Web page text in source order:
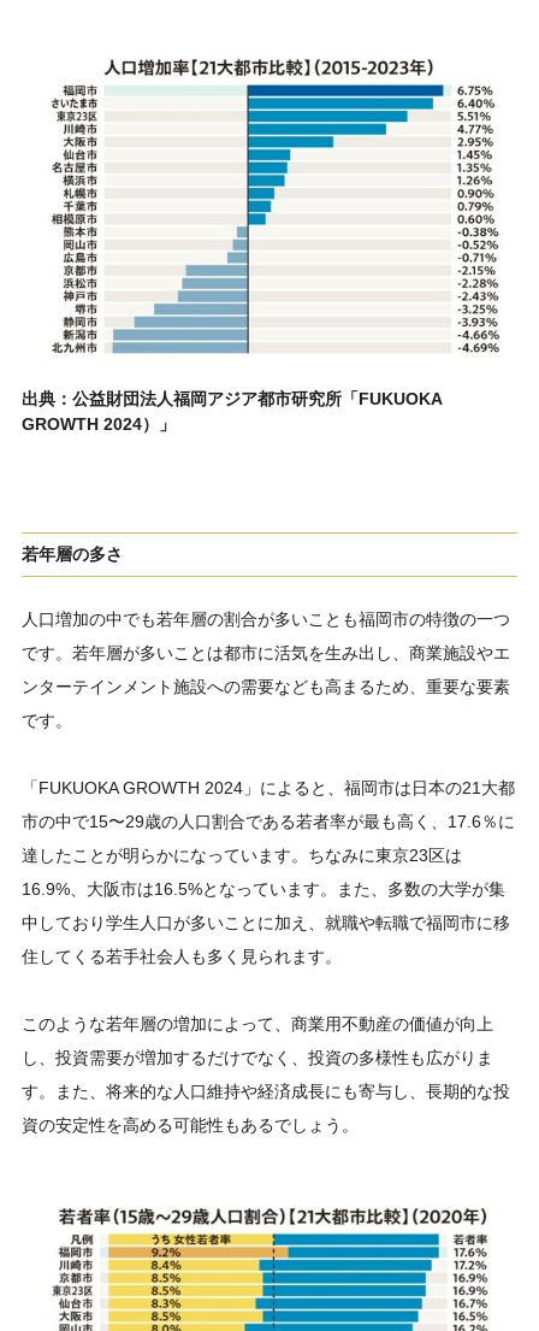
出典：公益財団法人福岡アジア都市研究所「FUKUOKA
GROWTH 2024）」
若年層の多さ
人口増加の中でも若年層の割合が多いことも福岡市の特徴の一つ
です。若年層が多いことは都市に活気を生み出し、商業施設やエ
ンターテインメント施設への需要なども高まるため、重要な要素
です。
「FUKUOKA GROWTH 2024」によると、福岡市は日本の21大都
市の中で15〜29歳の人口割合である若者率が最も高く、17.6％に
達したことが明らかになっています。ちなみに東京23区は
16.9%、大阪市は16.5%となっています。また、多数の大学が集
中しており学生人口が多いことに加え、就職や転職で福岡市に移
住してくる若手社会人も多く見られます。
このような若年層の増加によって、商業用不動産の価値が向上
し、投資需要が増加するだけでなく、投資の多様性も広がりま
す。また、将来的な人口維持や経済成長にも寄与し、長期的な投
資の安定性を高める可能性もあるでしょう。